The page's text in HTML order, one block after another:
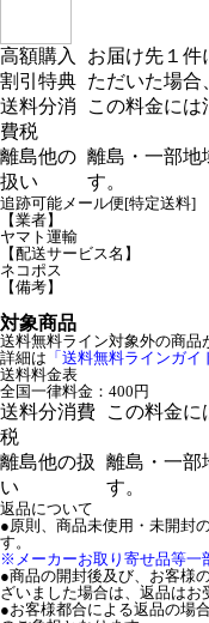
高額購入
割引特典
お届け先１
ただいた場
送料分消
費税
この料金には
離島他の
扱い
離島・一部地
す。
追跡可能メール便[特定送料]
【業者】
ヤマト運輸
【配送サービス名】
ネコポス
【備考】
対象商品
送料無料ライン対象外の商品
詳細は 「送料無料ラインガイ
送料料金表
全国一律料金：400円
送料分消費
税
この料金に
離島他の扱
い
離島・一部
す。
返品について
●原則、商品未使用・未開封
す。
※メーカーお取り寄せ品等一
●商品の開封後及び、お客様
ざいました場合は、返品はお
●お客様都合による返品の場